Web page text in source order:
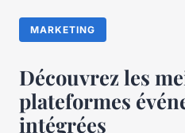
MARKETING
Découvrez les
plateformes
intégrées